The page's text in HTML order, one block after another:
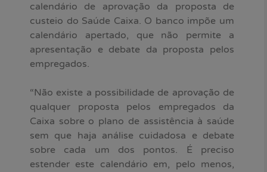
calendário de aprovação da proposta de
custeio do Saúde Caixa. O banco impõe um
calendário apertado, que não permite a
apresentação e debate da proposta pelos
empregados.
“Não existe a possibilidade de aprovação de
qualquer proposta pelos empregados da
Caixa sobre o plano de assistência à saúde
sem que haja análise cuidadosa e debate
sobre cada um dos pontos. É preciso
estender este calendário em, pelo menos,